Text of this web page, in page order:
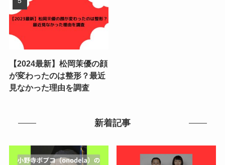
【2024最新】松岡茉優の顔
が変わったのは整形？最近
見なかった理由を調査
新着記事